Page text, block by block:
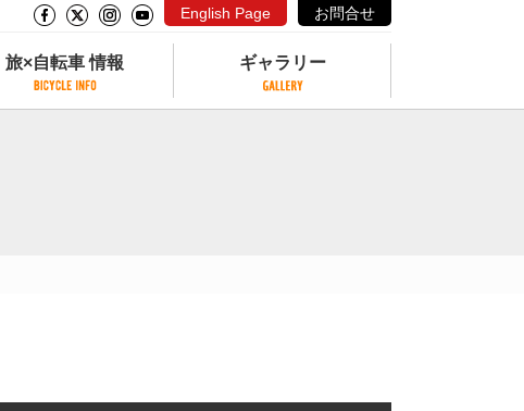
English Page お問合せ
旅×自転車 情報 ギャラリー